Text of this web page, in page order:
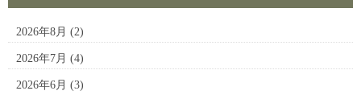
2026年8月 (2)
2026年7月 (4)
2026年6月 (3)